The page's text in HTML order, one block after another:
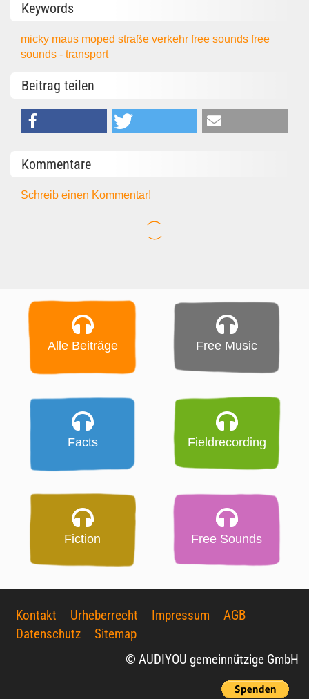
Keywords
micky maus mopedstraßeverkehrfree soundsfree
sounds - transport
Beitrag teilen
Kommentare
Schreib einen Kommentar!
Alle Beiträge Free Music
Facts Fieldrecording
Fiction Free Sounds
Kontakt Urheberrecht Impressum
AGB
Datenschutz
Sitemap
© AUDIYOU gemeinnützige GmbH